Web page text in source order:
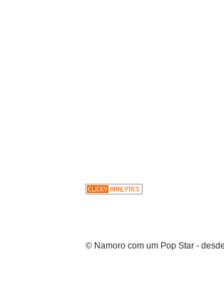
© Namoro com um Pop Star -